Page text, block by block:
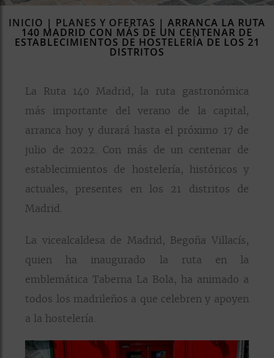
INICIO | PLANES Y OFERTAS | ARRANCA LA RUTA
140 MADRID CON MÁS DE UN CENTENAR DE
ESTABLECIMIENTOS DE HOSTELERÍA DE LOS 21
DISTRITOS
La Ruta 140 Madrid, la ruta gastronómica
más importante del verano de la capital,
arranca hoy y durará hasta el próximo 17 de
julio de 2022. Con más de un centenar de
establecimientos de hostelería, históricos y
actuales, presentes en los 21 distritos de
Madrid.
La vicealcaldesa de Madrid, Begoña Villacís,
quien ha inaugurado la ruta en la
emblemática Taberna La Bola, ha animado a
todos los madrileños a que celebren y apoyen
a la hostelería.